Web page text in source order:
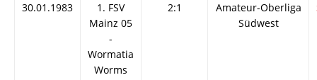
30.01.1983
1. FSV
Mainz 05
-
Wormatia
Worms
2:1
Amateur-Oberliga
Südwest